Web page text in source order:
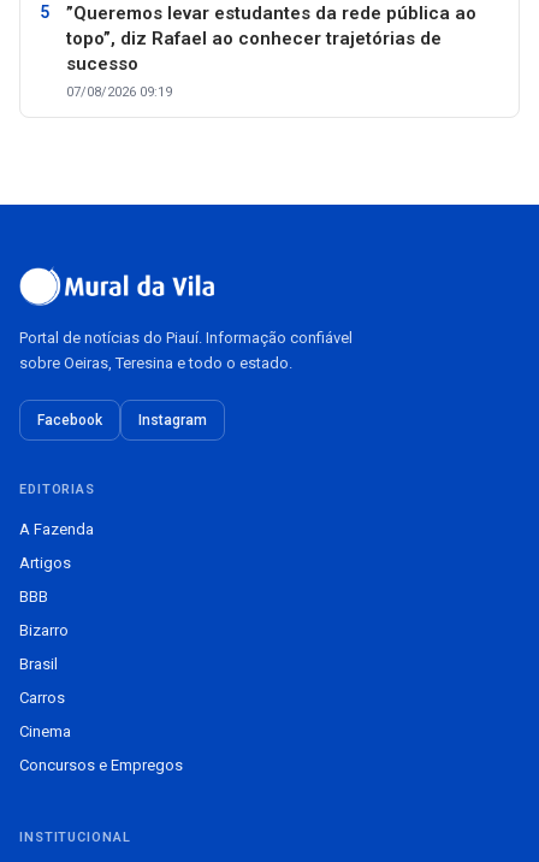
”Queremos levar estudantes da rede pública ao
topo”, diz Rafael ao conhecer trajetórias de
sucesso
07/08/2026 09:19
Portal de notícias do Piauí. Informação confiável
sobre Oeiras, Teresina e todo o estado.
Facebook Instagram
EDITORIAS
A Fazenda
Artigos
BBB
Bizarro
Brasil
Carros
Cinema
Concursos e Empregos
INSTITUCIONAL